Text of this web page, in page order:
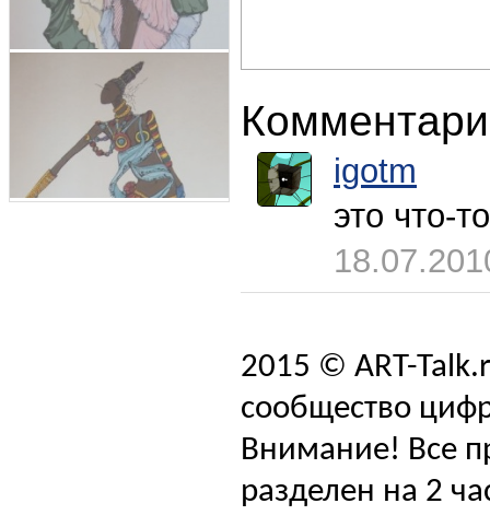
igotm
это что-
2015 © ART-
сообщество
Внимание! Все
разделен на 2